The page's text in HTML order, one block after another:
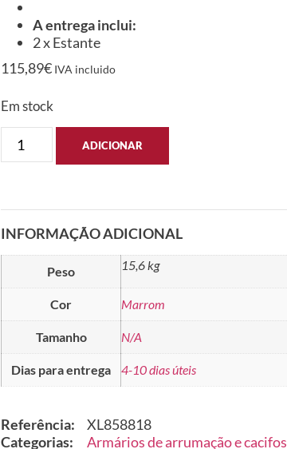
A entrega inclui:
2 x Estante
115,89€ IVA incluido
Em stock
ADICIONAR
INFORMAÇÃO ADICIONAL
Peso 15,6 kg
Cor Marrom
Tamanho N/A
Dias para entrega 4-10 dias úteis
Referência:
XL858818
Categorias:
Armários de arrumação e cacifos